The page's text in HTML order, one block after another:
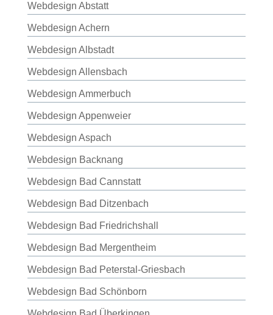
Webdesign Abstatt
Webdesign Achern
Webdesign Albstadt
Webdesign Allensbach
Webdesign Ammerbuch
Webdesign Appenweier
Webdesign Aspach
Webdesign Backnang
Webdesign Bad Cannstatt
Webdesign Bad Ditzenbach
Webdesign Bad Friedrichshall
Webdesign Bad Mergentheim
Webdesign Bad Peterstal-Griesbach
Webdesign Bad Schönborn